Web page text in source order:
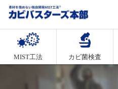
MIST工法 カビ菌検査